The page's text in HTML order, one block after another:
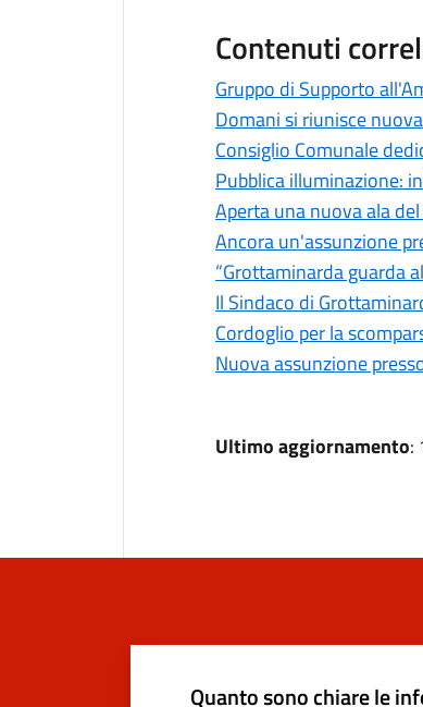
Contenuti
Gruppo di Supporto
Domani si riunisce
Consiglio Comunale
Pubblica illuminazione:
Aperta una nuova ala
Ancora un'assunzione
“Grottaminarda guarda
Il Sindaco di
Cordoglio per la
Nuova assunzione
Ultimo aggiornamento:
Quanto sono chiare le